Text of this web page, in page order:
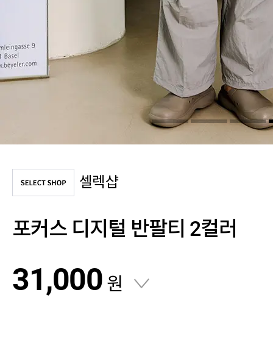
셀렉샵
포커스 디지털 반팔티 2컬러
31,000 원